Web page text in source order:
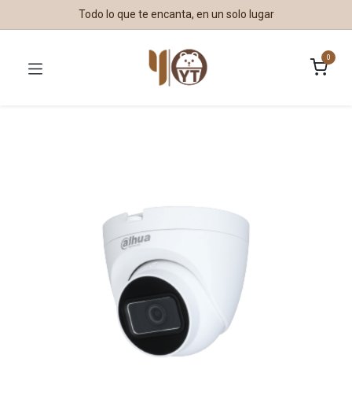
Todo lo que te encanta, en un solo lugar
0